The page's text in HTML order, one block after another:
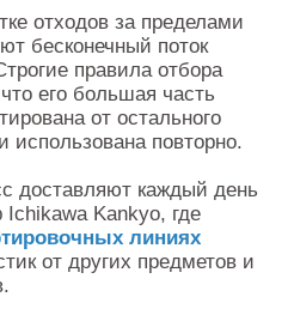
отходов за пределами
бесконечный поток
правила отбора
его большая часть
от остального
использована повторно.
доставляют каждый день
Ichikawa Kankyo, где
линиях
от других предметов и